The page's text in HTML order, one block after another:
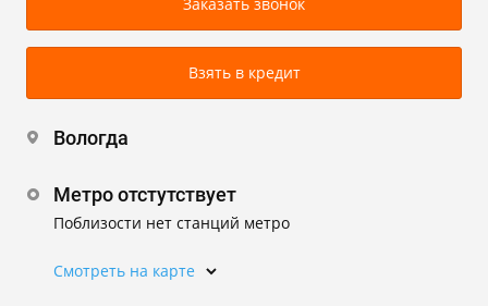
Взять в кредит
Вологда
Метро отстутствует
Поблизости нет станций метро
Смотреть на карте